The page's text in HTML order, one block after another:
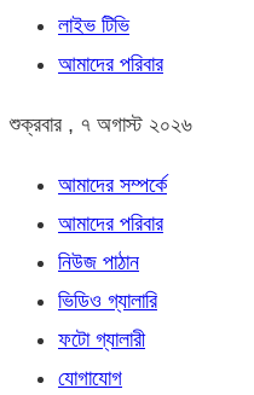
লাইভ টিভি
আমাদের পরিবার
শুক্রবার , ৭ অগাস্ট ২০২৬
আমাদের সম্পর্কে
আমাদের পরিবার
নিউজ পাঠান
ভিডিও গ্যালারি
ফটো গ্যালারী
যোগাযোগ